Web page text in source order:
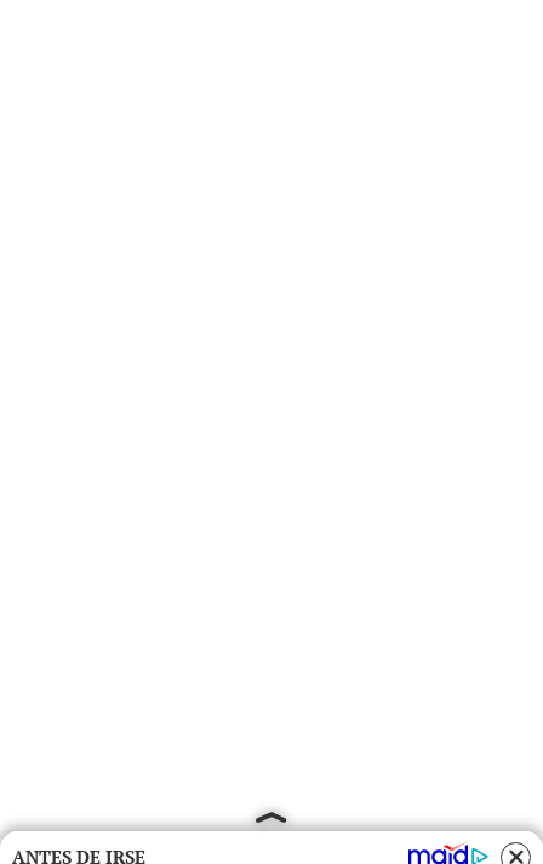
ANTES DE IRSE